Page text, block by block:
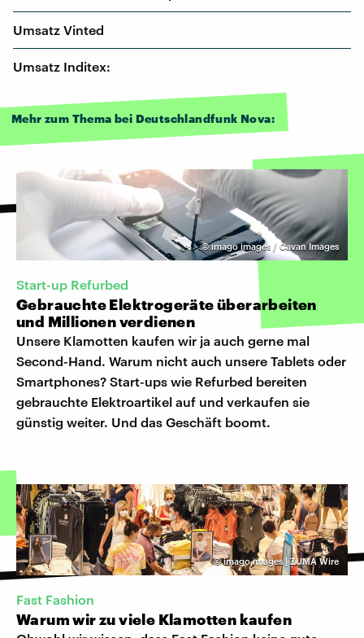
Umsatz Vinted
Umsatz Inditex:
Mehr zum Thema bei Deutschlandfunk Nova:
©imago images / Cavan Images
Start-up Refurbed
Gebrauchte Elektrogeräte überarbeiten
und Millionen verdienen
Unsere Klamotten kaufen wir ja auch gerne mal
Second-Hand. Warum nicht auch unsere Tablets oder
Smartphones? Start-ups wie Refurbed bereiten
gebrauchte Elektroartikel auf und verkaufen sie
günstig weiter. Und das Geschäft boomt.
©imago images | ZUMA Wire
Fast Fashion
Warum wir zu viele Klamotten kaufen